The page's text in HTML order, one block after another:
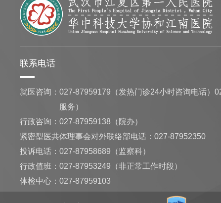
联系电话
就医咨询：027-87959179（发热门诊24小时咨询电话）
服务）
行政咨询：027-87959138（院办）
紧密型医共体理事会对外联络部电话：027-87952350
投诉电话：027-87958689（监察科）
行政值班：027-87953249（非正常工作时段）
体检中心：027-87959103